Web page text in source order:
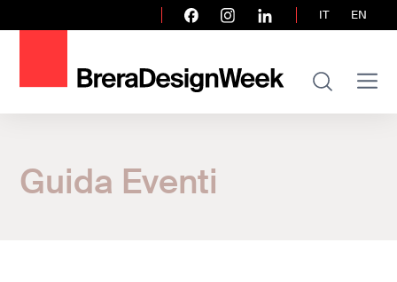
IT EN
Guida Eventi
THG Paris
Guida Eventi